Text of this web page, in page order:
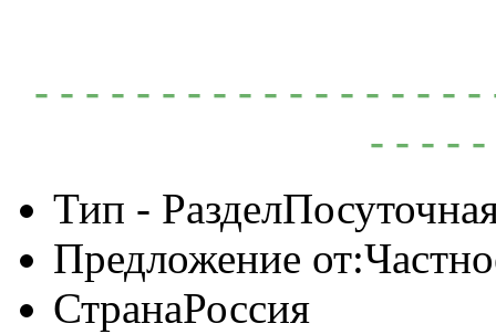
- - - - - - - - - - - - - - - - -
- - - -
Тип - Раздел
Предложение от:
СтранаРоссия